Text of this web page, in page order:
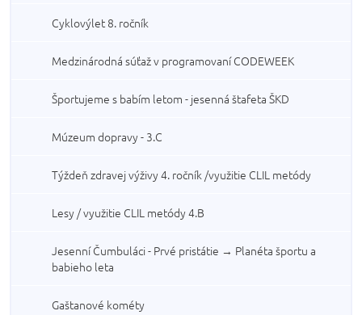
Cyklovýlet 8. ročník
Medzinárodná súťaž v programovaní CODEWEEK
Športujeme s babím letom - jesenná štafeta ŠKD
Múzeum dopravy - 3.C
Týždeň zdravej výživy 4. ročník /využitie CLIL metódy
Lesy / využitie CLIL metódy 4.B
Jesenní Čumbuláci - Prvé pristátie → Planéta športu a
babieho leta
Gaštanové kométy